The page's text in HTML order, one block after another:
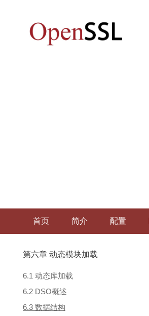
首页 简介 配置
第六章 动态模块加载
6.1 动态库加载
6.2 DSO概述
6.3 数据结构